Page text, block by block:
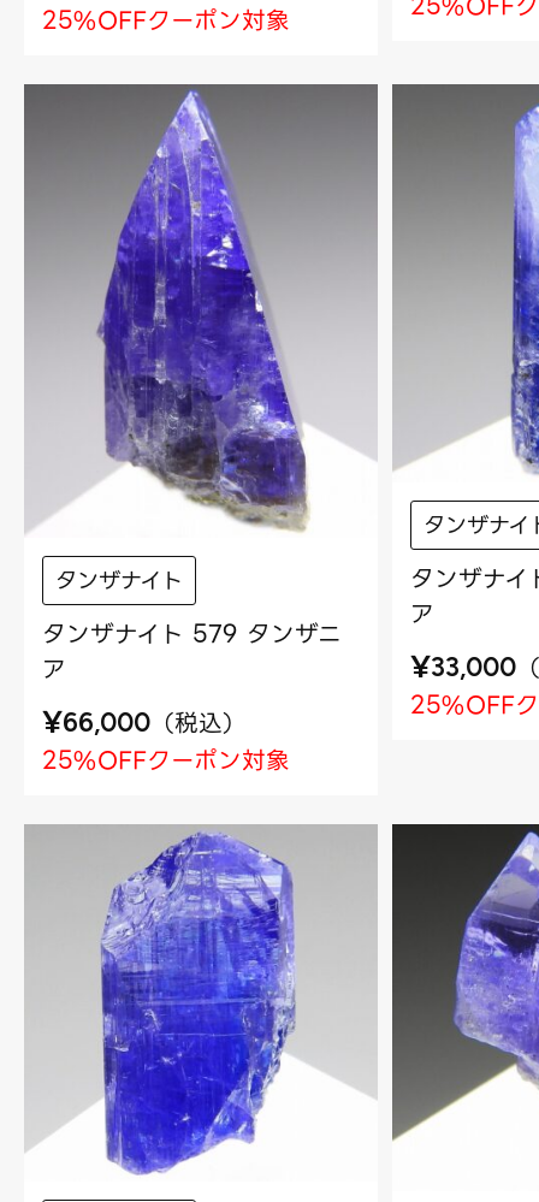
25%OFFクーポン対象
タンザナイト
タンザナイト 579 タンザニ
ア
¥66,000 （税込）
25%OFFクーポン対象
タンザナイ
タンザナ
ア
¥33,000 （
25%OFF